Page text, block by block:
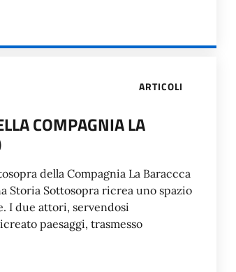
ARTICOLI
COMPAGNIA LA
della Compagnia La Baraccca
Storia Sottosopra ricrea uno spazio
I due attori, servendosi
paesaggi, trasmesso